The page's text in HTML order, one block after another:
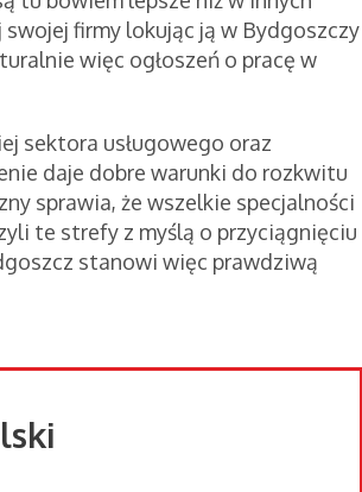
firmy lokując ją w Bydgoszczy
więc ogłoszeń o pracę w
sektora usługowego oraz
daje dobre warunki do rozkwitu
sprawia, że wszelkie specjalności
te strefy z myślą o przyciągnięciu
stanowi więc prawdziwą